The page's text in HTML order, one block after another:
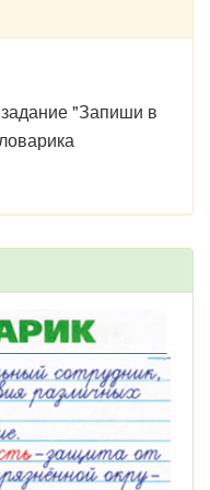
задание "Запиши в